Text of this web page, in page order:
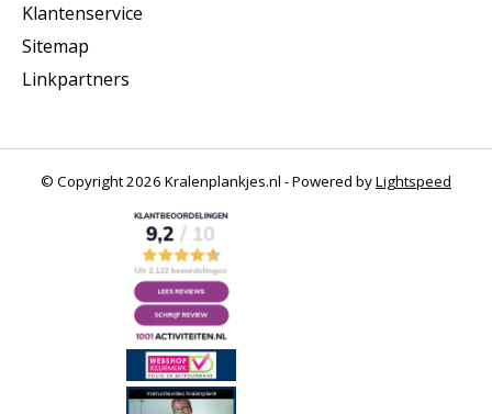
Klantenservice
Sitemap
Linkpartners
© Copyright 2026 Kralenplankjes.nl - Powered byLightspeed